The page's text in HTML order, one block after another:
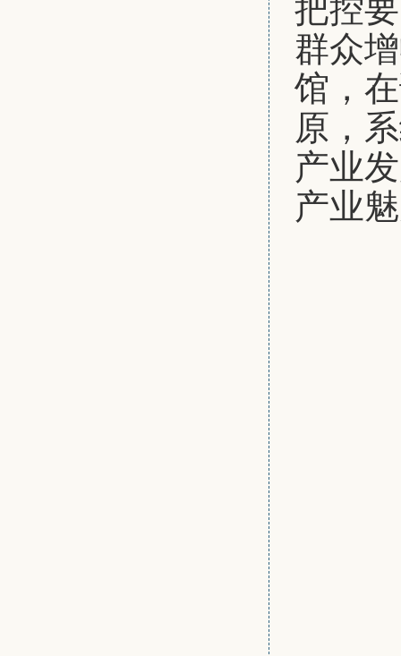
群众
馆，
原，
产业
产业